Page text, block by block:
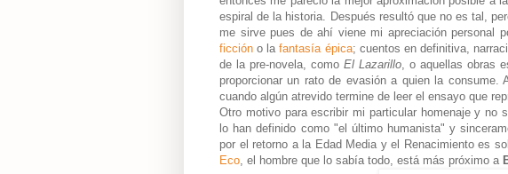
espiral de la historia. Después resultó que no es tal,
me sirve pues de ahí viene mi apreciación personal
ficción o lafantasía épica; cuentos en definitiva,
de la pre-novela, como El Lazarillo, o aquellas obras
proporcionar un rato de evasión a quien la
cuando algún atrevido termine de leer el ensayo que
Otro motivo para escribir mi particular homenaje y no
lo han definido como "el último humanista" y
por el retorno a la Edad Media y el Renacimiento es
Eco, el hombre que lo sabía todo, está más próximo a